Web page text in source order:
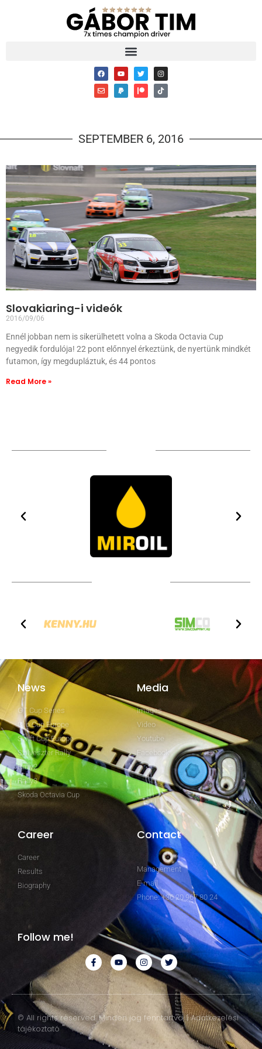
SEPTEMBER 6, 2016
Slovakiaring-i videók
2016/09/06
Ennél jobban nem is sikerülhetett volna a Skoda Octavia Cup
negyedik fordulója! 22 pont előnnyel érkeztünk, de nyertünk mindkét
futamon, így megdupláztuk, és 44 pontos
Read More »
News
GT Cup Series
Clio Cup Europe
Swift Cup Europe
Szilveszter Rally
Rally2
Rally3
Skoda Octavia Cup
Media
Images
Video
Youtube
Facebook
Career
Career
Results
Biography
Contact
Management
E-mail
Phone: +36 20 967 80 24
Follow me!
© All rights reserved. Minden jog fenntartva. | Adatkezelési
tájékoztató